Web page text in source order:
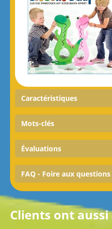
Caractéristiques
Mots-clés
Évaluations
FAQ - Foire aux questions
Clients ont